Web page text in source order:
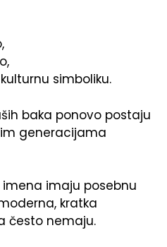
simboliku.
baka ponovo postaju
generacijama
imaju posebnu
kratka
često nemaju.